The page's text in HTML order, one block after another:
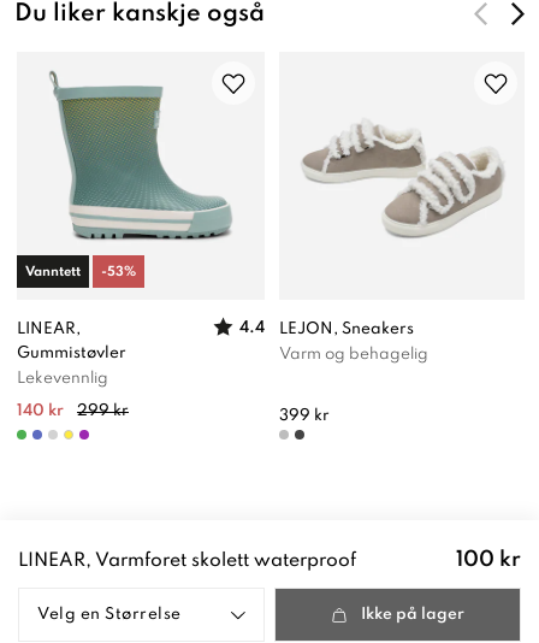
Du liker kanskje også
LINEAR,
Gummistøvler
4.4
Lekevennlig
140 kr 299 kr
Vanntett -53%
LEJON, Sneakers
Varm og behagelig
399 kr
LINEAR, Varmforet skolett waterproof Pris:
100 kr
100 kr
Velg en Størrelse Ikke på lager